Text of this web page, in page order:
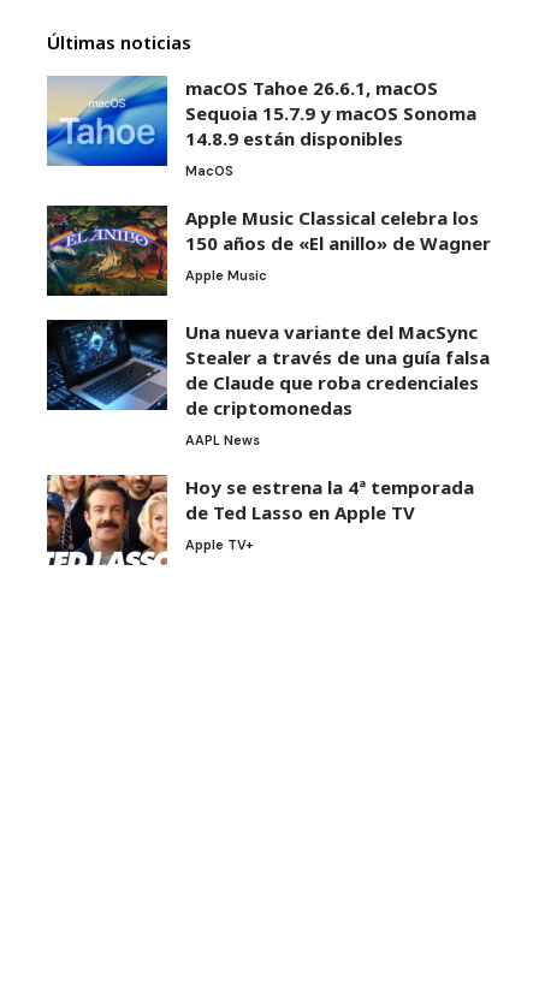
Últimas noticias
macOS Tahoe 26.6.1, macOS
Sequoia 15.7.9 y macOS Sonoma
14.8.9 están disponibles
MacOS
Apple Music Classical celebra los
150 años de «El anillo» de Wagner
Apple Music
Una nueva variante del MacSync
Stealer a través de una guía falsa
de Claude que roba credenciales
de criptomonedas
AAPL News
Hoy se estrena la 4ª temporada
de Ted Lasso en Apple TV
Apple TV+